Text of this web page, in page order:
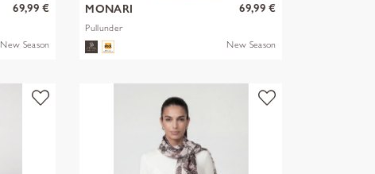
69,99 €
New Season
MONARI
Pullunder
69,99 €
New Season